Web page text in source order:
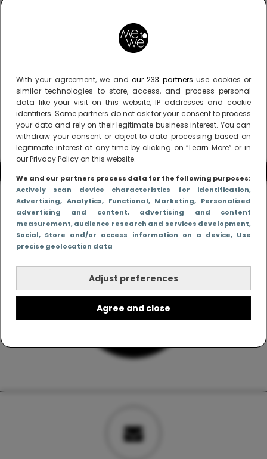
With your agreement, we and our 233 partners use cookies or
similar technologies to store, access, and process personal
data like your visit on this website, IP addresses and cookie
identifiers. Some partners do not ask for your consent to process
your data and rely on their legitimate business interest. You can
withdraw your consent or object to data processing based on
legitimate interest at any time by clicking on “Learn More” or in
our Privacy Policy on this website.
We and our partners process data for the following purposes:
Actively scan device characteristics for identification,
Advertising, Analytics, Functional, Marketing, Personalised
advertising and content, advertising and content
measurement, audience research and services development,
Social, Store and/or access information on a device, Use
precise geolocation data
Adjust preferences
Agree and close